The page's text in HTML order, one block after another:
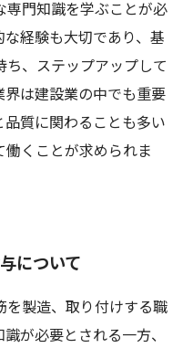
門知識を学ぶことが必
経験も大切であり、基
、ステップアップして
は建設業の中でも重要
質に関わることも多い
くことが求められま
について
製造、取り付けする職
が必要とされる一方、